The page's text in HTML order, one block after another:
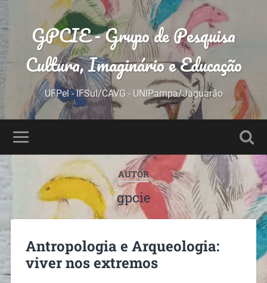
GPCIE - Grupo de Pesquisa
Cultura, Imaginário e Educação
UFPel - IFSul/CAVG - UNIPampa/Jaguarão
AUTOR
gpcie
Antropologia e Arqueologia:
viver nos extremos